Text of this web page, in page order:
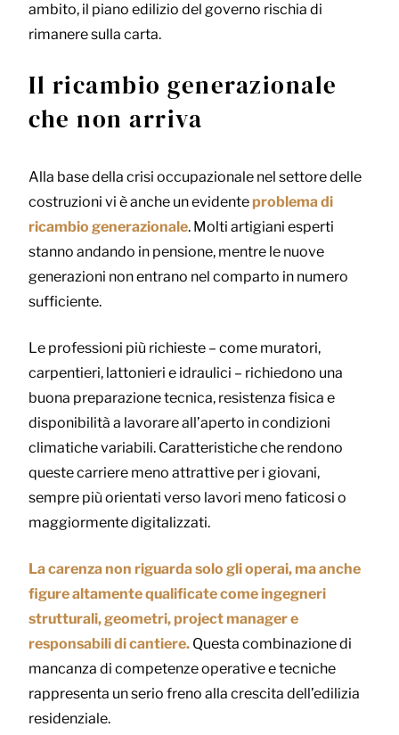
ambito, il piano edilizio del governo rischia di
rimanere sulla carta.
Il ricambio generazionale
che non arriva
Alla base della crisi occupazionale nel settore delle
costruzioni vi è anche un evidente problema di
ricambio generazionale. Molti artigiani esperti
stanno andando in pensione, mentre le nuove
generazioni non entrano nel comparto in numero
sufficiente.
Le professioni più richieste – come muratori,
carpentieri, lattonieri e idraulici – richiedono una
buona preparazione tecnica, resistenza fisica e
disponibilità a lavorare all’aperto in condizioni
climatiche variabili. Caratteristiche che rendono
queste carriere meno attrattive per i giovani,
sempre più orientati verso lavori meno faticosi o
maggiormente digitalizzati.
La carenza non riguarda solo gli operai, ma anche
figure altamente qualificate come ingegneri
strutturali, geometri, project manager e
responsabili di cantiere. Questa combinazione di
mancanza di competenze operative e tecniche
rappresenta un serio freno alla crescita dell’edilizia
residenziale.